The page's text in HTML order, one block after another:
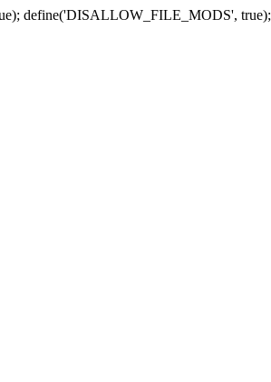
define('DISALLOW_FILE_MODS', true);